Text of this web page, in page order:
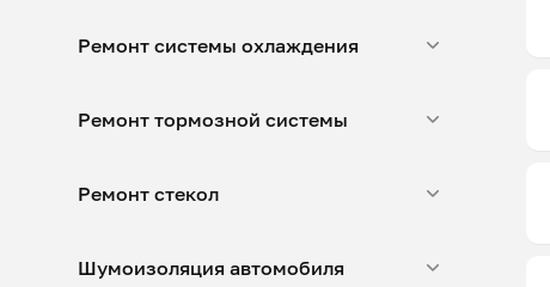
Ремонт системы охлаждения
Ремонт тормозной системы
Ремонт стекол
Шумоизоляция автомобиля